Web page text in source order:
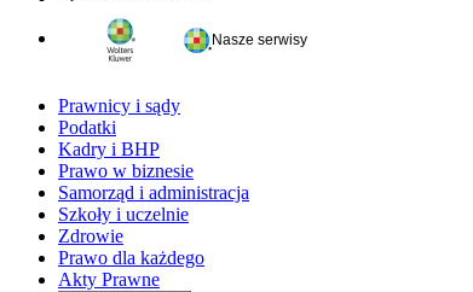
Nasze serwisy
Prawnicy i sądy
Podatki
Kadry i BHP
Prawo w biznesie
Samorząd i administracja
Szkoły i uczelnie
Zdrowie
Prawo dla każdego
Akty Prawne